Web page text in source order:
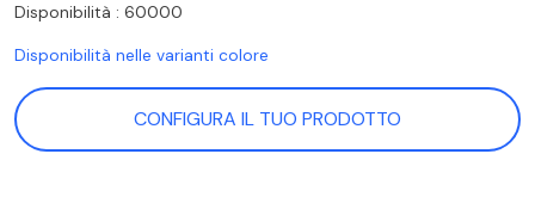
Disponibilità : 60000
Disponibilità nelle varianti colore
CONFIGURA IL TUO PRODOTTO